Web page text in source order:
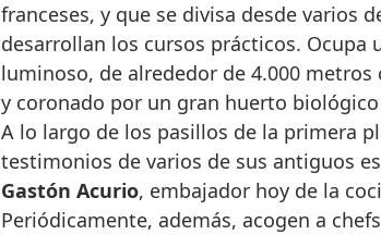
franceses, y que se divisa desde varios
desarrollan los cursos prácticos.
luminoso, de alrededor de 4.000
y coronado por un gran huerto
A lo largo de los pasillos de la primera
testimonios de varios de sus antiguos
Gastón Acurio, embajador hoy de la
Periódicamente, además, acogen a